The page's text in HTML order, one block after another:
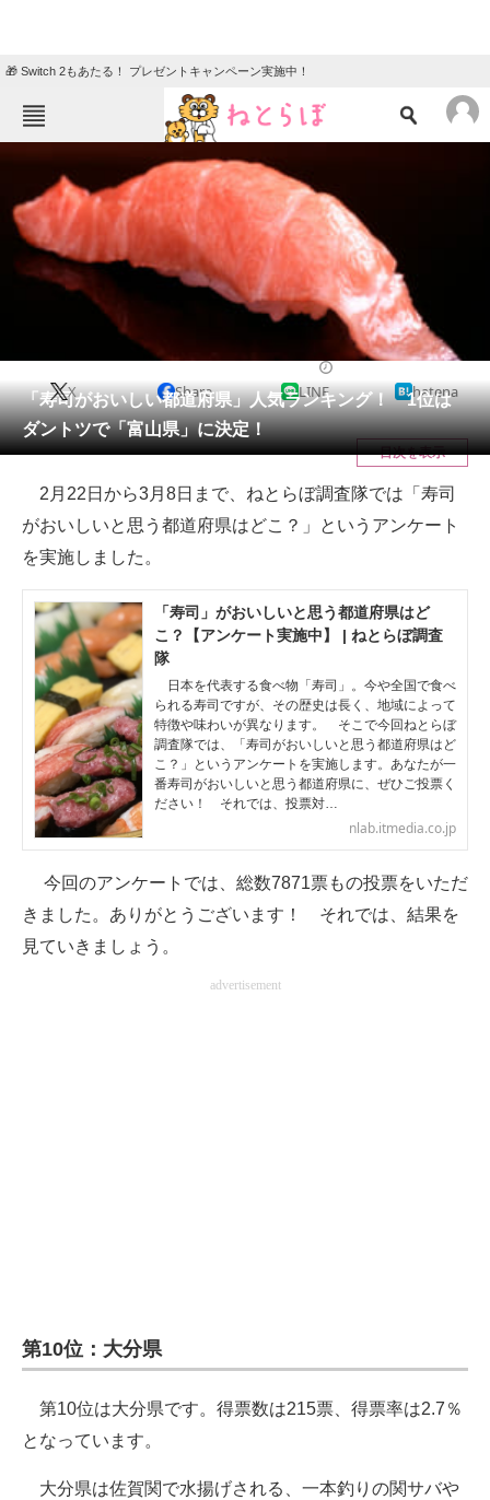
🎁 Switch 2もあたる！ プレゼントキャンペーン実施中！
ニュース
エンタメ クイズ
グルメ
教育・育児
会員記事
メディア
注目記事を集めた総合ページ
ITの今と未来を見通す
進化するPCとデバイスの未来
好きが集まる 比べて選べる
ビジネスと働き方のヒント
AI活用のいまが分かる
企業ITのトレンドを詳説
マーケ×ITの今がよく分かる
ITエンジニア向け専門サイト
建設×テクノロジーの最前線
「寿司がおいしい都道府県」人気ランキング！ 1位は
ダントツで「富山県」に決定！
X Share LINE hatena
目次を表示
2月22日から3月8日まで、ねとらぼ調査隊では「寿司
がおいしいと思う都道府県はどこ？」というアンケート
を実施しました。
「寿司」がおいしいと思う都道府県はど
こ？【アンケート実施中】 | ねとらぼ調査
隊
日本を代表する食べ物「寿司」。今や全国で食べ
られる寿司ですが、その歴史は長く、地域によって
特徴や味わいが異なります。 そこで今回ねとらぼ
調査隊では、「寿司がおいしいと思う都道府県はど
こ？」というアンケートを実施します。あなたが一
番寿司がおいしいと思う都道府県に、ぜひご投票く
ださい！ それでは、投票対…
nlab.itmedia.co.jp
今回のアンケートでは、総数7871票もの投票をいただ
きました。ありがとうございます！ それでは、結果を
見ていきましょう。
advertisement
第10位：大分県
第10位は大分県です。得票数は215票、得票率は2.7％
となっています。
大分県は佐賀関で水揚げされる、一本釣りの関サバや